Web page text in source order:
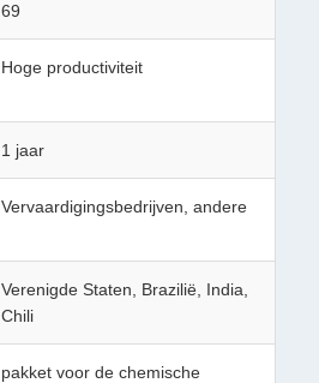
69
Hoge productiviteit
1 jaar
Vervaardigingsbedrijven, andere
Verenigde Staten, Brazilië, India,
Chili
pakket voor de chemische